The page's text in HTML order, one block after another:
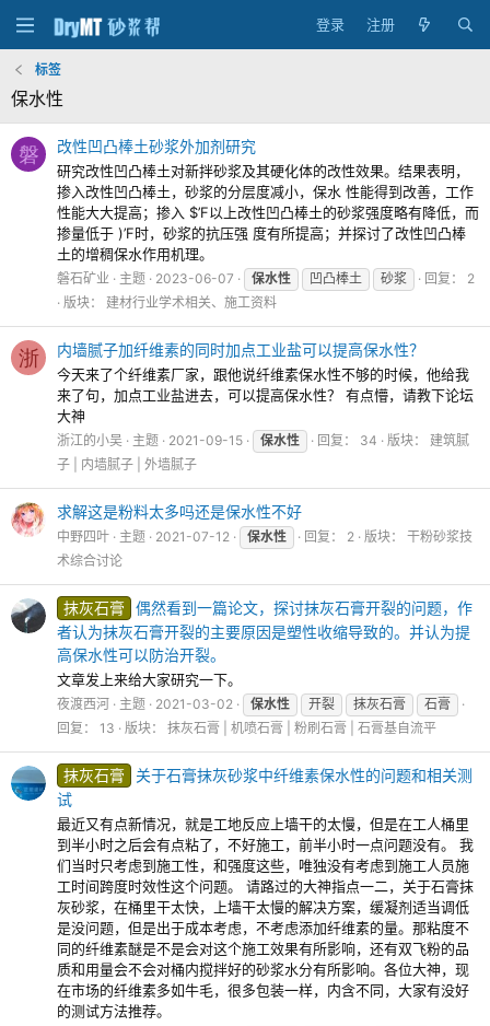
登录 注册
标签
保水性
磐 改性凹凸棒土砂浆外加剂研究
研究改性凹凸棒土对新拌砂浆及其硬化体的改性效果。结果表明，
掺入改性凹凸棒土，砂浆的分层度减小，保水 性能得到改善，工作
性能大大提高；掺入 $’F以上改性凹凸棒土的砂浆强度略有降低，而
掺量低于 )’F时，砂浆的抗压强 度有所提高；并探讨了改性凹凸棒
土的增稠保水作用机理。
磐石矿业 主题 2023-06-07 保水性 凹凸棒土 砂浆
回复： 2
版块： 建材行业学术相关、施工资料
浙 内墙腻子加纤维素的同时加点工业盐可以提高保水性？
今天来了个纤维素厂家，跟他说纤维素保水性不够的时候，他给我
来了句，加点工业盐进去，可以提高保水性？ 有点懵，请教下论坛
大神
浙江的小吴 主题 2021-09-15 保水性 回复： 34 版块： 建筑腻
子 | 内墙腻子 | 外墙腻子
求解这是粉料太多吗还是保水性不好
中野四叶 主题 2021-07-12 保水性 回复： 2 版块： 干粉砂浆技
术综合讨论
抹灰石膏 偶然看到一篇论文，探讨抹灰石膏开裂的问题，作
者认为抹灰石膏开裂的主要原因是塑性收缩导致的。并认为提
高保水性可以防治开裂。
文章发上来给大家研究一下。
夜渡西河 主题 2021-03-02 保水性 开裂 抹灰石膏
石膏
回复： 13
版块： 抹灰石膏 | 机喷石膏 | 粉刷石膏 | 石膏基自流平
抹灰石膏
关于石膏抹灰砂浆中纤维素保水性的问题和相关测
试
最近又有点新情况，就是工地反应上墙干的太慢，但是在工人桶里
到半小时之后会有点粘了，不好施工，前半小时一点问题没有。 我
们当时只考虑到施工性，和强度这些，唯独没有考虑到施工人员施
工时间跨度时效性这个问题。 请路过的大神指点一二，关于石膏抹
灰砂浆，在桶里干太快，上墙干太慢的解决方案，缓凝剂适当调低
是没问题，但是出于成本考虑，不考虑添加纤维素的量。那粘度不
同的纤维素醚是不是会对这个施工效果有所影响，还有双飞粉的品
质和用量会不会对桶内搅拌好的砂浆水分有所影响。各位大神，现
在市场的纤维素多如牛毛，很多包装一样，内含不同，大家有没好
的测试方法推荐。